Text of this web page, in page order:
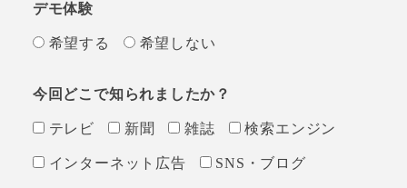
デモ体験
希望する 希望しない
今回どこで知られましたか？
テレビ 新聞 雑誌 検索エンジン
インターネット広告 SNS・ブログ